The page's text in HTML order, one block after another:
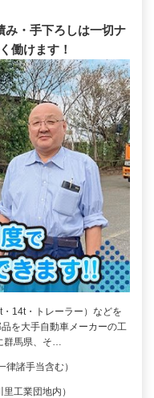
み・手下ろしは一切ナ
働けます！
14t・トレーラー）などを
を大手自動車メーカーの工
群馬県、そ…
諸手当含む）
工業団地内）